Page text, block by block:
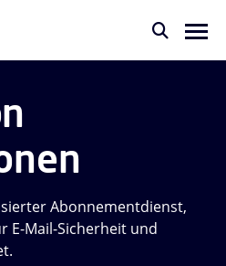
Abonnementdienst,
E-Mail-Sicherheit und